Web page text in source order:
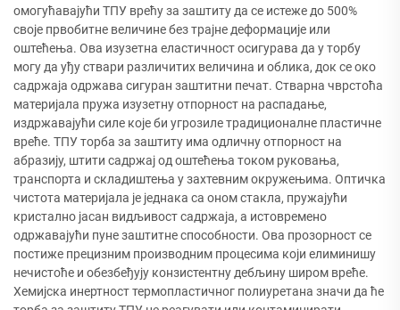
омогућавајући ТПУ врећу за заштиту да се истеже до 500%
своје првобитне величине без трајне деформације или
оштећења. Ова изузетна еластичност осигурава да у торбу
могу да уђу ствари различитих величина и облика, док се око
садржаја одржава сигуран заштитни печат. Стварна чврстоћа
материјала пружа изузетну отпорност на распадање,
издржавајући силе које би угрозиле традиционалне пластичне
вреће. ТПУ торба за заштиту има одличну отпорност на
абразију, штити садржај од оштећења током руковања,
транспорта и складиштења у захтевним окружењима. Оптичка
чистота материјала је једнака са оном стакла, пружајући
кристално јасан видљивост садржаја, а истовремено
одржавајући пуне заштитне способности. Ова прозорност се
постиже прецизним производним процесима који елиминишу
нечистоће и обезбеђују конзистентну дебљину широм вреће.
Хемијска инертност термопластичног полиуретана значи да ће